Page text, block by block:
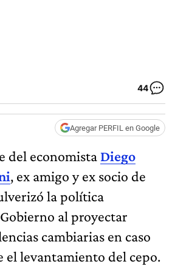
44
Agregar PERFIL en Google
del economista Diego
, ex amigo y ex socio de
la política
al proyectar
cambiarias en caso
el levantamiento del cepo.